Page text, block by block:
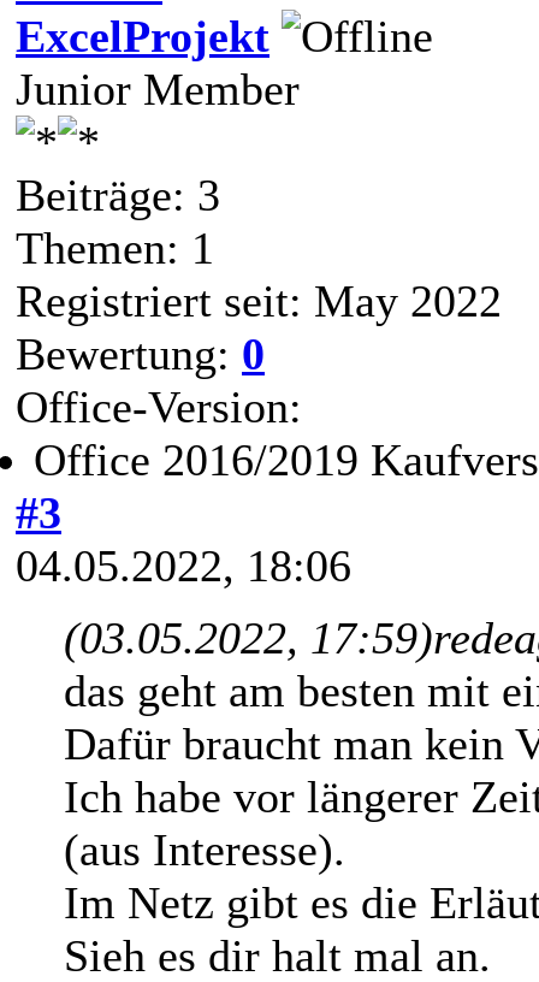
ExcelProjekt
Junior Member
Beiträge: 3
Themen: 1
Registriert seit: May 2022
Bewertung: 0
Office-Version:
Office 2016/2019
#3
04.05.2022, 18:06
(03.05.2022, 17:59)
das geht am besten mit
Dafür braucht man kein
Ich habe vor längerer
(aus Interesse).
Im Netz gibt es die
Sieh es dir halt mal an.